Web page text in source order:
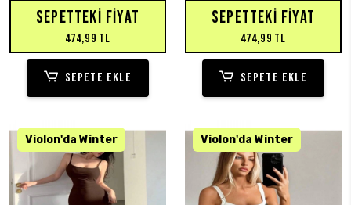
SEPETTEKI FIYAT
474,99 TL
SEPETE EKLE
SEPETTEKI FIYAT
474,99 TL
SEPETE EKLE